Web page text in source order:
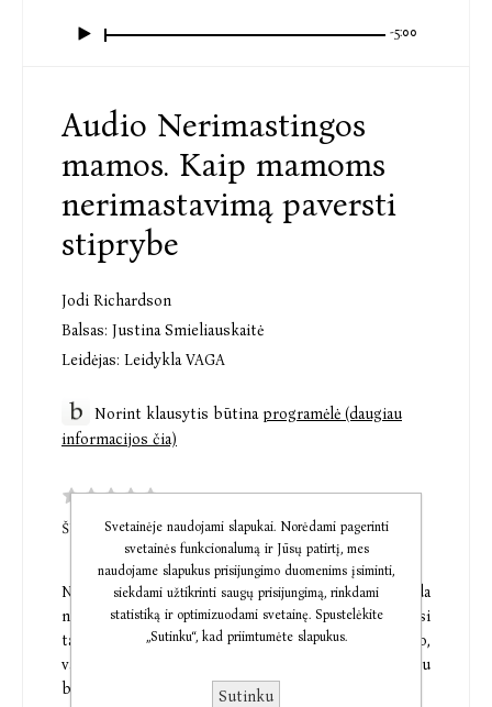
-5:00
Audio Nerimastingos
mamos. Kaip mamoms
nerimastavimą paversti
stiprybe
Jodi Richardson
Balsas: Justina Smieliauskaitė
Leidėjas: Leidykla VAGA
Norint klausytis būtinaprogramėlė (daugiau
informacijos čia)
ŠI PREKĖ DAR NETURI KOMENTARŲ
Nerimastavimo keliami išbandymai niekada
neužklumpa taip stipriai, kaip tada, kai ruošiamasi
tapti mama. Nuo pastojimo akimirkos iki nėštumo,
vaikelio gimimo ir jo auginimo mamos susiduria su
begale priežasčių, auginančių nerimą.
Svetainėje naudojami slapukai. Norėdami pagerinti
svetainės funkcionalumą ir Jūsų patirtį, mes
naudojame slapukus prisijungimo duomenims įsiminti,
siekdami užtikrinti saugų prisijungimą, rinkdami
statistiką ir optimizuodami svetainę. Spustelėkite
„Sutinku“, kad priimtumėte slapukus.
Sutinku